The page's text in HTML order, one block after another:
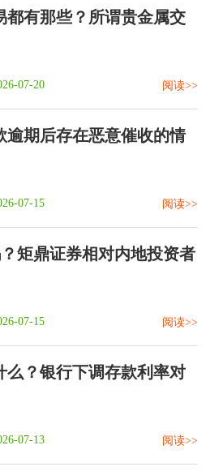
都有那些？所谓贵金属交
07-20
阅读>>
逾期后存在恶意催收的情
07-15
阅读>>
矩鼎证券相对内地投资者
07-15
阅读>>
么？银行下调存款利率对
07-13
阅读>>